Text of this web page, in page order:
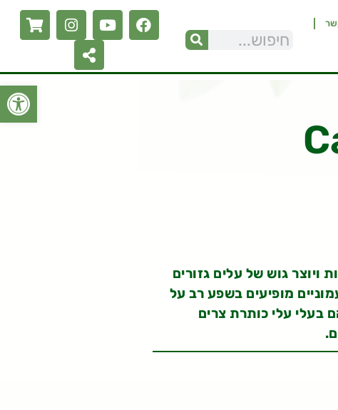
פתח
גוש של עלים גזורים
מופיעים בשפע רב על
50-40 ס"מ והם בעלי עלי כותרת צרים